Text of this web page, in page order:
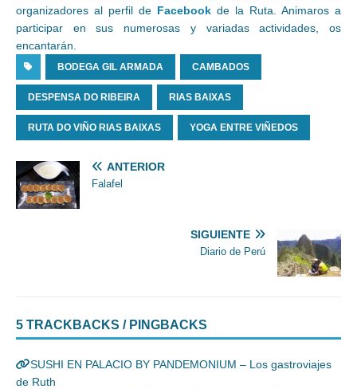
organizadores al perfil de Facebook de la Ruta. Animaros a
participar en sus numerosas y variadas actividades, os
encantarán.
BODEGA GIL ARMADA CAMBADOS
DESPENSA DO RIBEIRA RIAS BAIXAS
RUTA DO VIÑO RIAS BAIXAS YOGA ENTRE VIÑEDOS
ANTERIOR
Falafel
SIGUIENTE
Diario de Perú
5 TRACKBACKS / PINGBACKS
SUSHI EN PALACIO BY PANDEMONIUM – Los gastroviajes
de Ruth